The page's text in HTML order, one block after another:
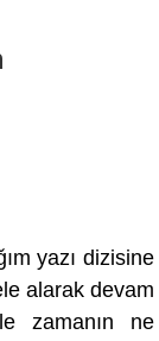
yazı dizisine
alarak devam
zamanın ne